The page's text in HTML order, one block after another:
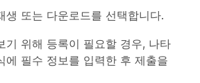
생 또는 다운로드를 선택합니다.
기 위해 등록이 필요할 경우, 나타
에 필수 정보를 입력한 후 제출을